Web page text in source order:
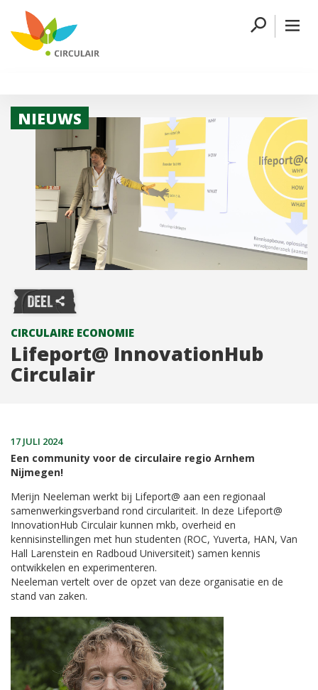
NIEUWS
CIRCULAIRE ECONOMIE
Lifeport@ InnovationHub
Circulair
17 JULI 2024
Een community voor de circulaire regio Arnhem
Nijmegen!
Merijn Neeleman werkt bij Lifeport@ aan een regionaal
samenwerkingsverband rond circulariteit. In deze Lifeport@
InnovationHub Circulair kunnen mkb, overheid en
kennisinstellingen met hun studenten (ROC, Yuverta, HAN, Van
Hall Larenstein en Radboud Universiteit) samen kennis
ontwikkelen en experimenteren.
Neeleman vertelt over de opzet van deze organisatie en de
stand van zaken.